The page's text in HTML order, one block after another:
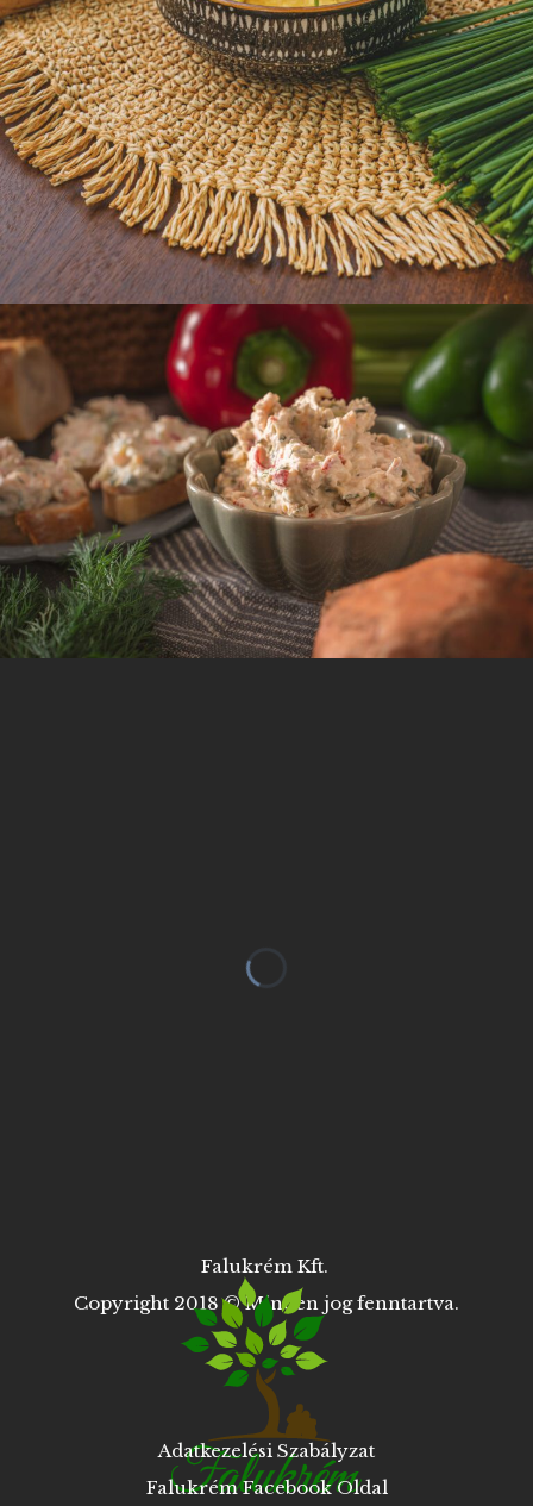
Falukrém Kft.
Copyright 2018 © Minden jog fenntartva.
Adatkezelési Szabályzat
Falukrém Facebook Oldal